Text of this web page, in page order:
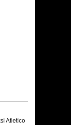
Atletico